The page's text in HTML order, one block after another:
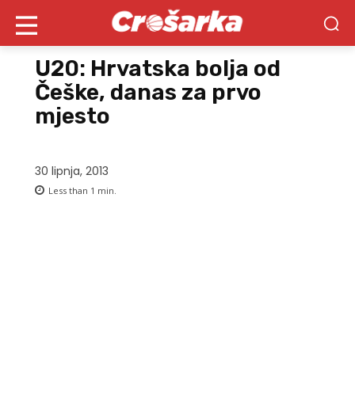
U20: Hrvatska bolja od
Češke, danas za prvo
mjesto
30 lipnja, 2013
Less than 1 min.